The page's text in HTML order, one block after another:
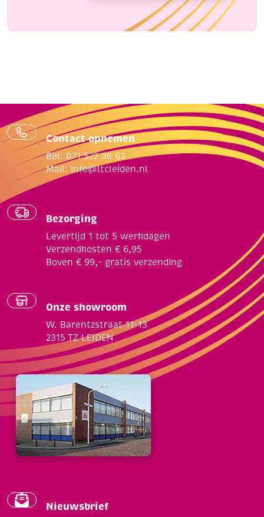
Contact opnemen
Bel: 071 522 36 63
Mail: info@ltcleiden.nl
Bezorging
Levertijd 1 tot 5 werkdagen
Verzendkosten € 6,95
Boven € 99,- gratis verzending
Onze showroom
W. Barentzstraat 11-13
2315 TZ LEIDEN
Nieuwsbrief